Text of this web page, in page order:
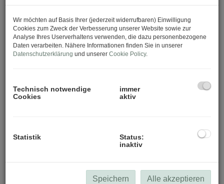
Wir möchten auf Basis Ihrer (jederzeit widerrufbaren) Einwilligung
Cookies zum Zweck der Verbesserung unserer Website sowie zur
Analyse Ihres Userverhaltens verwenden, die dazu personenbezogene
Daten verarbeiten. Nähere Informationen finden Sie in unserer
Datenschutzerklärung und unserer Cookie Policy.
Technisch notwendige
Cookies
immer
aktiv
Statistik
Status:
inaktiv
Speichern Alle akzeptieren